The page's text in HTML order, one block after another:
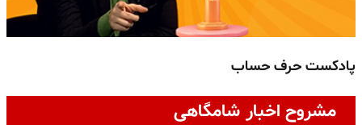
پادکست حرف حساب
مشروح اخبار شامگاهی